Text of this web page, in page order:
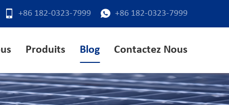
+86 182-0323-7999 +86 182-0323-7999
Produits Blog Contactez Nous